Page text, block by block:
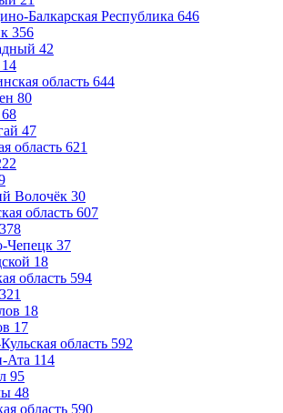
Балкарская Республика 646
356
42
14
область 644
80
68
47
область 621
Волочёк 30
область 607
378
Чепецк 37
18
область 594
321
18
17
область 592
Ата 114
95
48
область 590